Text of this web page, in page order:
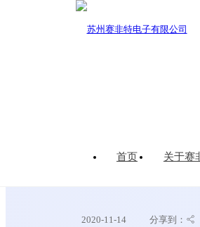
首页 关于赛
安捷伦科
2020-11-14 分享到：